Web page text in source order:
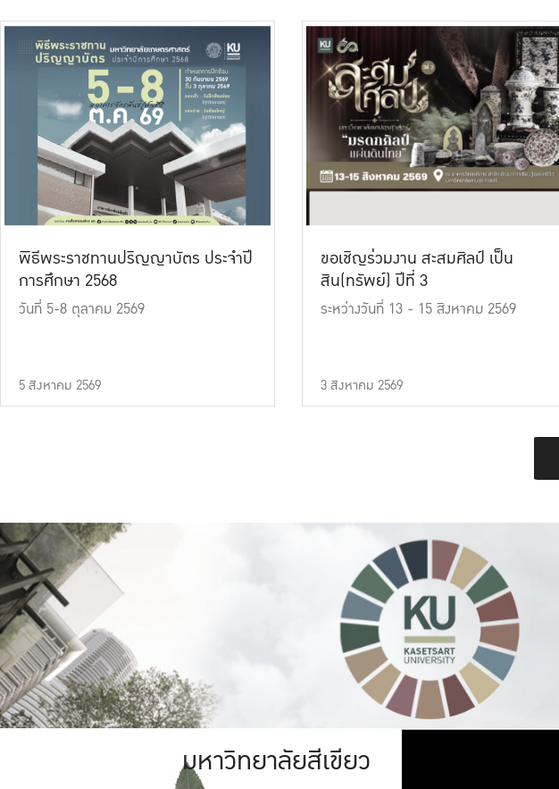
พิธีพระราชทานปริญญาบัตร ประจำปี
การศึกษา 2568
วันที่ 5-8 ตุลาคม 2569
5 สิงหาคม 2569
ขอเชิญร่วมงาน สะสมศิลป์ เป็น
สิน(ทรัพย์) ปีที่ 3
ระหว่างวันที่ 13 - 15 สิงหาคม 2569
3 สิงหาคม 2569
มหาวิทยาลัยสีเขียว